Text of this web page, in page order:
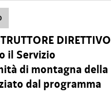
DIRETTIVO
il Servizio
di montagna della
dal programma